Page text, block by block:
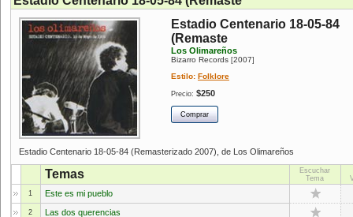
Estadio Centenario 18-05-84
(Remaste
Los Olimareños
Bizarro Records [2007]
Estilo: Folklore
Precio: $250
Estadio Centenario 18-05-84 (Remasterizado 2007), de Los Olimareños
Temas
Escuchar
Tema
1
Este es mi pueblo
2 Las dos querencias